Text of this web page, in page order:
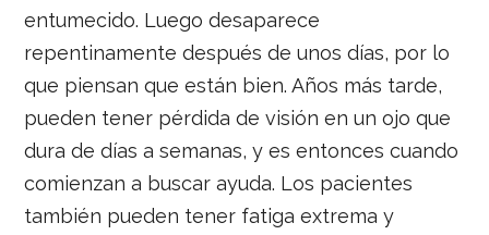
entumecido. Luego desaparece
repentinamente después de unos días, por lo
que piensan que están bien. Años más tarde,
pueden tener pérdida de visión en un ojo que
dura de días a semanas, y es entonces cuando
comienzan a buscar ayuda. Los pacientes
también pueden tener fatiga extrema y